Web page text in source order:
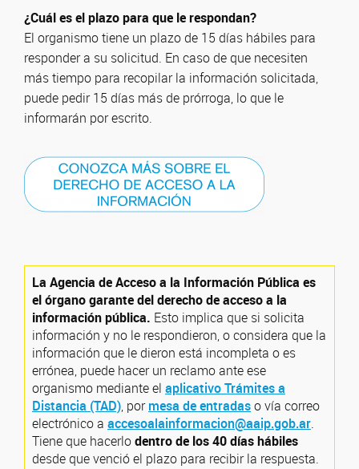
¿Cuál es el plazo para que le respondan?
El organismo tiene un plazo de 15 días hábiles para
responder a su solicitud. En caso de que necesiten
más tiempo para recopilar la información solicitada,
puede pedir 15 días más de prórroga, lo que le
informarán por escrito.
La Agencia de Acceso a la Información Pública es
el órgano garante del derecho de acceso a la
información pública. Esto implica que si solicita
información y no le respondieron, o considera que la
información que le dieron está incompleta o es
errónea, puede hacer un reclamo ante ese
organismo mediante el aplicativo Trámites a
Distancia (TAD), pormesa de entradaso vía correo
electrónico a accesoalainformacion@aaip.gob.ar.
Tiene que hacerlodentro de los 40 días hábiles
desde que venció el plazo para recibir la respuesta.